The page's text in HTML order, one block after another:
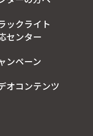
ックライト
センター
ンペーン
オコンテンツ